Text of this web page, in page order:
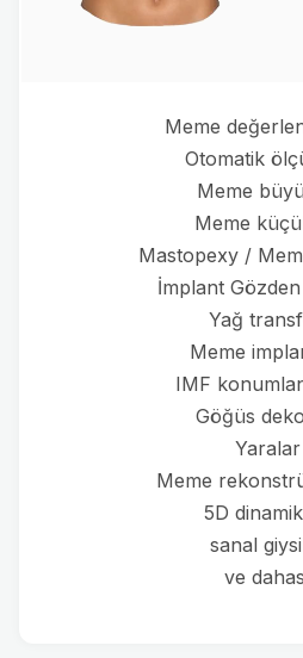
Meme
Otomatik
Meme
Meme
Mastopexy /
İmplant
Yağ
Meme
IMF
Göğüs
Yaralar
Meme
5D
sanal
ve